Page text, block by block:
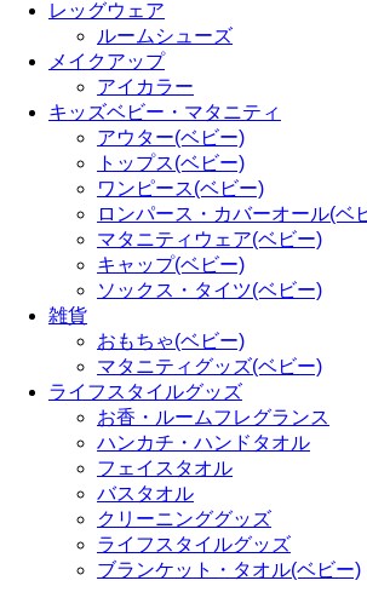
レッグウェア
ルームシューズ
メイクアップ
アイカラー
キッズベビー・マタニティ
アウター(ベビー)
トップス(ベビー)
ワンピース(ベビー)
ロンパース・カバーオール(ベ
マタニティウェア(ベビー)
キャップ(ベビー)
ソックス・タイツ(ベビー)
雑貨
おもちゃ(ベビー)
マタニティグッズ(ベビー)
ライフスタイルグッズ
お香・ルームフレグランス
ハンカチ・ハンドタオル
フェイスタオル
バスタオル
クリーニンググッズ
ライフスタイルグッズ
ブランケット・タオル(ベビー)